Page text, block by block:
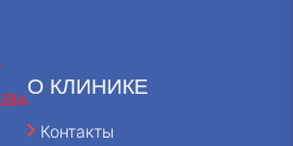
О КЛИНИКЕ
Контакты